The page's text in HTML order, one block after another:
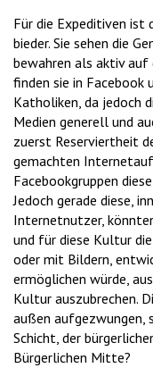
Für die Expeditiven ist
bieder. Sie sehen die
bewahren als aktiv auf
finden sie in Facebook
Katholiken, da jedoch
Medien generell und
zuerst Reserviertheit
gemachten
Facebookgruppen
Jedoch gerade diese,
Internetnutzer,
und für diese Kultur
oder mit Bildern,
ermöglichen würde,
Kultur auszubrechen.
außen aufgezwungen,
Schicht, der
Bürgerlichen Mitte?